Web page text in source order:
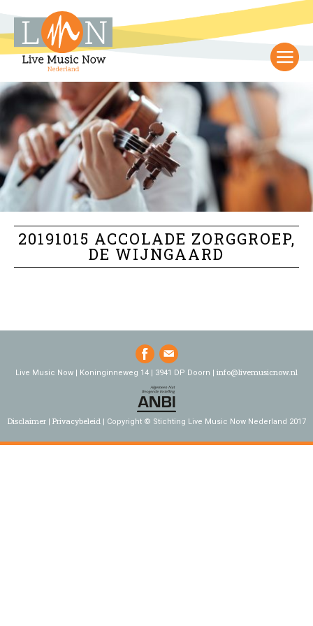
20191015 ACCOLADE ZORGGROEP,
DE WIJNGAARD
Live Music Now | Koninginneweg 14 | 3941 DP Doorn | info@livemusicnow.nl
Disclaimer Privacybeleid Copyright © Stichting Live Music Now Nederland 2017